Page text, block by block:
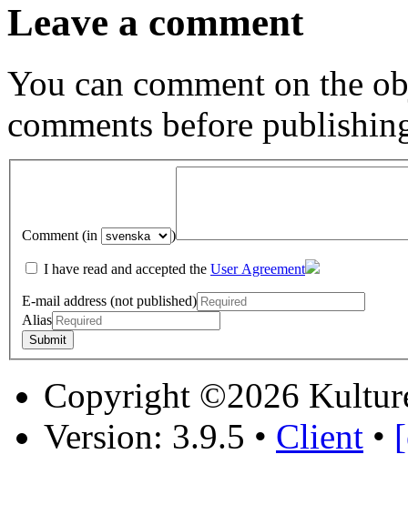
Leave a comment
You can comment on the
comments before
Comment (in )
I have read and accepted the User Agreement
E-mail address (not published)
Alias
Copyright ©2026
Version: 3.9.5 • Client •